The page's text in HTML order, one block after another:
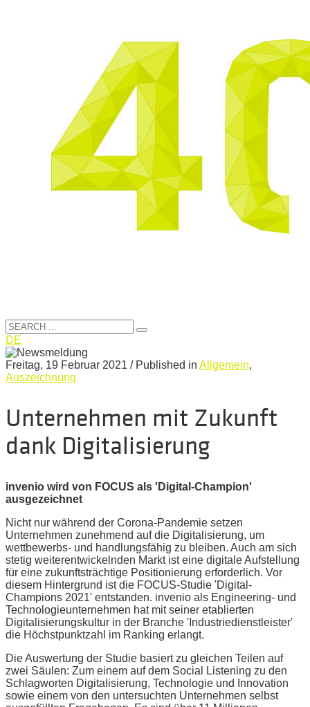
DE
Freitag, 19 Februar 2021 / Published in Allgemein,
Auszeichnung
Unternehmen mit Zukunft
dank Digitalisierung
invenio wird von FOCUS als 'Digital-Champion'
ausgezeichnet
Nicht nur während der Corona-Pandemie setzen
Unternehmen zunehmend auf die Digitalisierung, um
wettbewerbs- und handlungsfähig zu bleiben. Auch am sich
stetig weiterentwickelnden Markt ist eine digitale Aufstellung
für eine zukunftsträchtige Positionierung erforderlich. Vor
diesem Hintergrund ist die FOCUS-Studie 'Digital-
Champions 2021' entstanden. invenio als Engineering- und
Technologieunternehmen hat mit seiner etablierten
Digitalisierungskultur in der Branche 'Industriedienstleister'
die Höchstpunktzahl im Ranking erlangt.
Die Auswertung der Studie basiert zu gleichen Teilen auf
zwei Säulen: Zum einem auf dem Social Listening zu den
Schlagworten Digitalisierung, Technologie und Innovation
sowie einem von den untersuchten Unternehmen selbst